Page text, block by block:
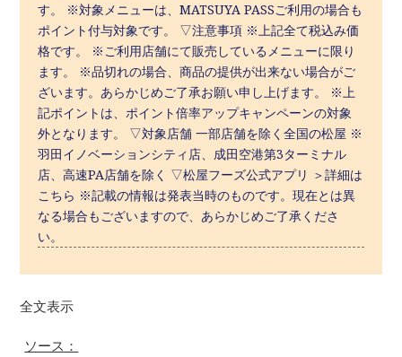
す。 ※対象メニューは、MATSUYA PASSご利用の場合も
ポイント付与対象です。 ▽注意事項 ※上記全て税込み価
格です。 ※ご利用店舗にて販売しているメニューに限り
ます。 ※品切れの場合、商品の提供が出来ない場合がご
ざいます。あらかじめご了承お願い申し上げます。 ※上
記ポイントは、ポイント倍率アップキャンペーンの対象
外となります。 ▽対象店舗 一部店舗を除く全国の松屋 ※
羽田イノベーションシティ店、成田空港第3ターミナル
店、高速PA店舗を除く ▽松屋フーズ公式アプリ ＞詳細は
こちら ※記載の情報は発表当時のものです。現在とは異
なる場合もございますので、あらかじめご了承くださ
い。
全文表示
ソース：